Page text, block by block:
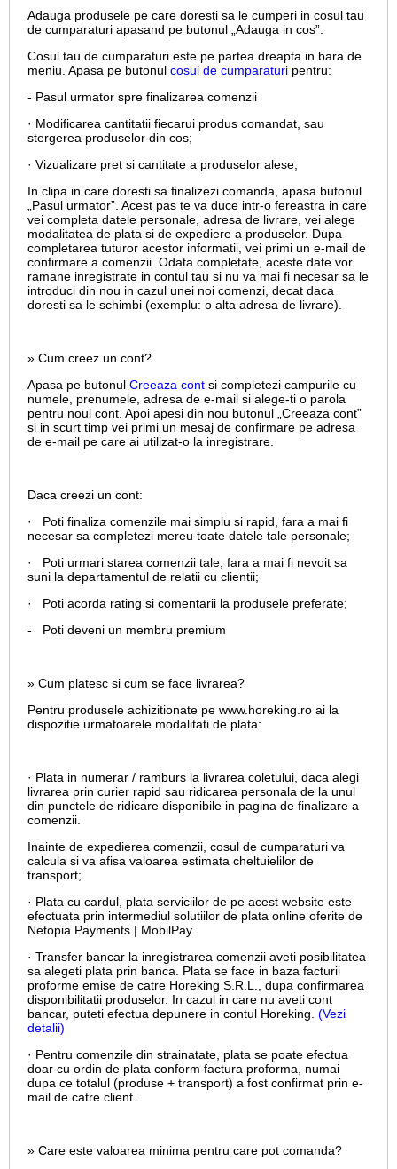
Adauga produsele pe care doresti sa le cumperi in cosul tau
de cumparaturi apasand pe butonul „Adauga in cos”.
Cosul tau de cumparaturi este pe partea dreapta in bara de
meniu. Apasa pe butonul cosul de cumparaturi pentru:
- Pasul urmator spre finalizarea comenzii
· Modificarea cantitatii fiecarui produs comandat, sau
stergerea produselor din cos;
· Vizualizare pret si cantitate a produselor alese;
In clipa in care doresti sa finalizezi comanda, apasa butonul
„Pasul urmator”. Acest pas te va duce intr-o fereastra in care
vei completa datele personale, adresa de livrare, vei alege
modalitatea de plata si de expediere a produselor. Dupa
completarea tuturor acestor informatii, vei primi un e-mail de
confirmare a comenzii. Odata completate, aceste date vor
ramane inregistrate in contul tau si nu va mai fi necesar sa le
introduci din nou in cazul unei noi comenzi, decat daca
doresti sa le schimbi (exemplu: o alta adresa de livrare).
» Cum creez un cont?
Apasa pe butonul Creeaza cont si completezi campurile cu
numele, prenumele, adresa de e-mail si alege-ti o parola
pentru noul cont. Apoi apesi din nou butonul „Creeaza cont”
si in scurt timp vei primi un mesaj de confirmare pe adresa
de e-mail pe care ai utilizat-o la inregistrare.
Daca creezi un cont:
· Poti finaliza comenzile mai simplu si rapid, fara a mai fi
necesar sa completezi mereu toate datele tale personale;
· Poti urmari starea comenzii tale, fara a mai fi nevoit sa
suni la departamentul de relatii cu clientii;
· Poti acorda rating si comentarii la produsele preferate;
- Poti deveni un membru premium
» Cum platesc si cum se face livrarea?
Pentru produsele achizitionate pe www.horeking.ro ai la
dispozitie urmatoarele modalitati de plata:
· Plata in numerar / ramburs la livrarea coletului, daca alegi
livrarea prin curier rapid sau ridicarea personala de la unul
din punctele de ridicare disponibile in pagina de finalizare a
comenzii.
Inainte de expedierea comenzii, cosul de cumparaturi va
calcula si va afisa valoarea estimata cheltuielilor de
transport;
· Plata cu cardul, plata serviciilor de pe acest website este
efectuata prin intermediul solutiilor de plata online oferite de
Netopia Payments | MobilPay.
· Transfer bancar la inregistrarea comenzii aveti posibilitatea
sa alegeti plata prin banca. Plata se face in baza facturii
proforme emise de catre Horeking S.R.L., dupa confirmarea
disponibilitatii produselor. In cazul in care nu aveti cont
bancar, puteti efectua depunere in contul Horeking. (Vezi
detalii)
· Pentru comenzile din strainatate, plata se poate efectua
doar cu ordin de plata conform factura proforma, numai
dupa ce totalul (produse + transport) a fost confirmat prin e-
mail de catre client.
» Care este valoarea minima pentru care pot comanda?